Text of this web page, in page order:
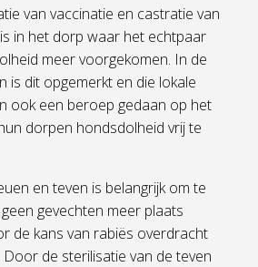
van vaccinatie en castratie van
in het dorp waar het echtpaar
meer voorgekomen. In de
is dit opgemerkt en die lokale
ook een beroep gedaan op het
dorpen hondsdolheid vrij te
en teven is belangrijk om te
gevechten meer plaats
de kans van rabiës overdracht
de sterilisatie van de teven